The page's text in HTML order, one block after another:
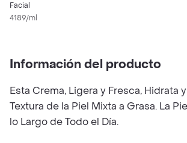
Facial
4189/ml
Información del producto
Esta Crema, Ligera y Fresca, Hidrata
Textura de la Piel Mixta a Grasa. La
lo Largo de Todo el Día.